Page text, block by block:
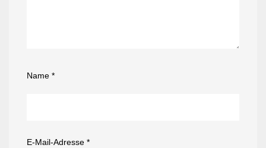
Name *
E-Mail-Adresse *